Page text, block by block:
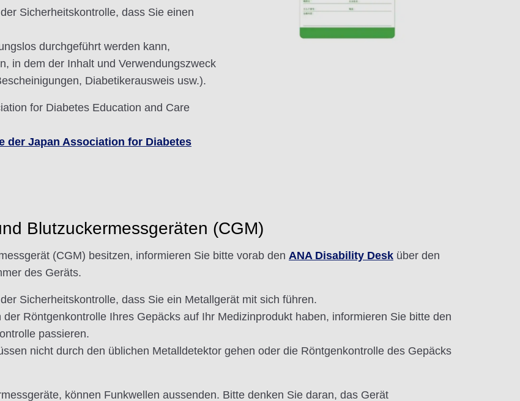
Sicherheitskontrolle, dass Sie einen
durchgeführt werden kann,
in dem der Inhalt und Verwendungszweck
Diabetikerausweis usw.).
for Diabetes Education and Care
der Japan Association for Diabetes
Blutzuckermessgeräten (CGM)
(CGM) besitzen, informieren Sie bitte vorab den ANA Disability Desk über den
des Geräts.
Sicherheitskontrolle, dass Sie ein Metallgerät mit sich führen.
Röntgenkontrolle Ihres Gepäcks auf Ihr Medizinprodukt haben, informieren Sie bitte den
passieren.
nicht durch den üblichen Metalldetektor gehen oder die Röntgenkontrolle des Gepäcks
können Funkwellen aussenden. Bitte denken Sie daran, das Gerät